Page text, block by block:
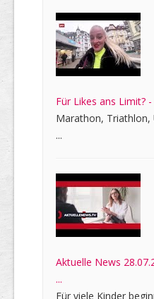
Für Likes ans Limit?
Marathon,
...
Aktuelle News
...
Für viele Kinder